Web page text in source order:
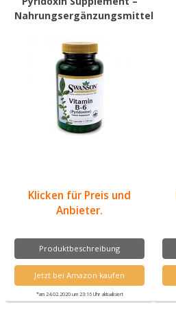
Nahrungsergänzungsmittel)
Klicken für Preis und
Anbieter.
Produktbeschreibung
Jetzt bei Amazon kaufen
*am 24.02.2020 um 23:16 Uhr aktualisiert